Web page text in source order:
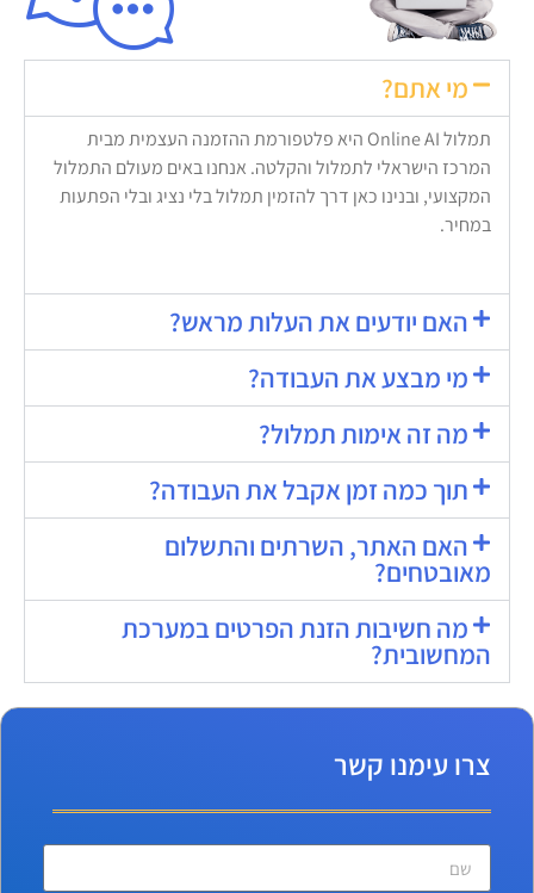
מי אתם?
תמלול Online AI היא פלטפורמת ההזמנה העצמית מבית
המרכז הישראלי לתמלול והקלטה. אנחנו באים מעולם התמלול
המקצועי, ובנינו כאן דרך להזמין תמלול בלי נציג ובלי הפתעות
במחיר.
האם יודעים את העלות מראש?
מי מבצע את העבודה?
מה זה אימות תמלול?
תוך כמה זמן אקבל את העבודה?
האם האתר, השרתים והתשלום
מאובטחים?
מה חשיבות הזנת הפרטים במערכת
המחשובית?
צרו עימנו קשר